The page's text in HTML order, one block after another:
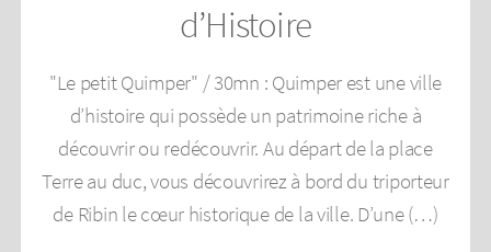
d’Histoire
"Le petit Quimper" / 30mn : Quimper est une ville
d’histoire qui possède un patrimoine riche à
découvrir ou redécouvrir. Au départ de la place
Terre au duc, vous découvrirez à bord du triporteur
de Ribin le cœur historique de la ville. D’une (…)